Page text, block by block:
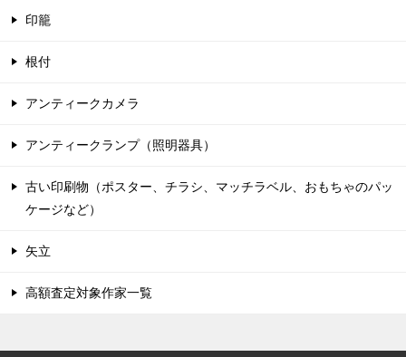
印籠
根付
アンティークカメラ
アンティークランプ（照明器具）
古い印刷物（ポスター、チラシ、マッチラベル、おもちゃのパッ
ケージなど）
矢立
高額査定対象作家一覧